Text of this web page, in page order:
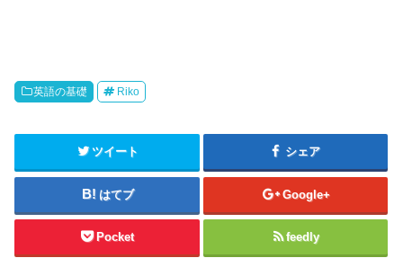
英語の基礎 Riko
ツイート シェア
はてブ Google+
Pocket feedly